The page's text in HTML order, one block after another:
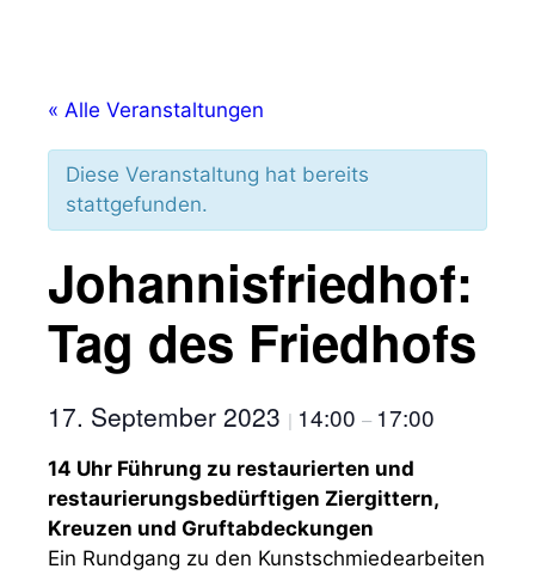
« Alle Veranstaltungen
Diese Veranstaltung hat bereits
stattgefunden.
Johannisfriedhof:
Tag des Friedhofs
17. September 2023 | 14:00 – 17:00
14 Uhr Führung zu restaurierten und
restaurierungsbedürftigen Ziergittern,
Kreuzen und Gruftabdeckungen
Ein Rundgang zu den Kunstschmiedearbeiten